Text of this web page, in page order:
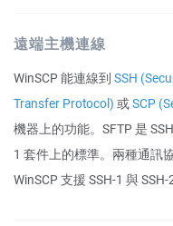
遠端主機連線
WinSCP 能連線到 SSH
Transfer Protocol) 或SCP
機器上的功能。SFTP 是
1 套件上的標準。兩種通訊
WinSCP 支援 SSH-1 與 SSH-2